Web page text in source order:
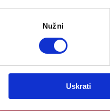
Nužni
Uskrati